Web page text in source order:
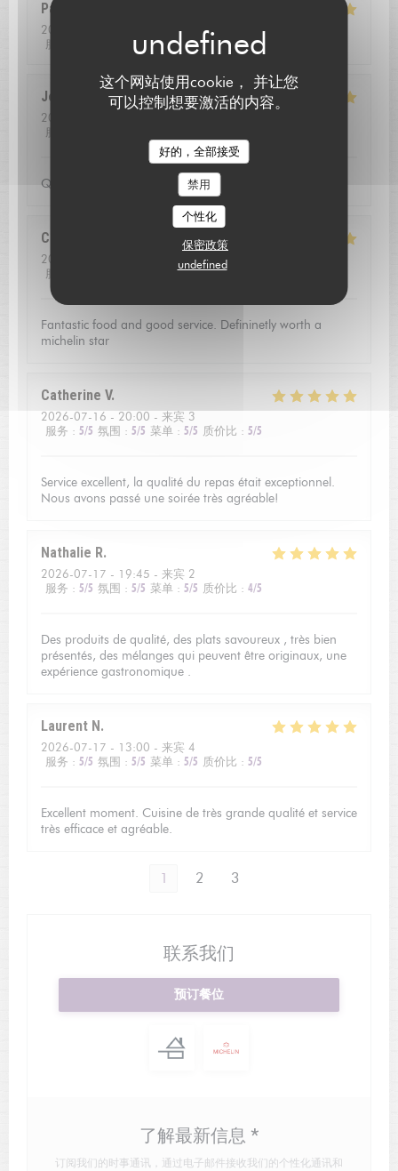
这个网站使用cookie， 并让您
可以控制想要激活的内容。
好的，全部接受
禁用
个性化
保密政策
undefined
Pascal
2026-08-01
- 13:00 - 来宾 2
服务
4 /5 菜单: 5/5 质价比: 5/5
Jean louis D
2026-07-24
服务
Qualite de l'accueil
Christoffer
2026-07-23
- 13:15 - 来宾 2
服务
: 5/5 质价比
Fantastic food and good service. Defininetly worth a
michelin star
Catherine V
2026-07-16 - 20:00 - 来宾 3
服务 : 5/5 氛围 : 5/5 菜单 : 5/5 质价比 : 5/5
Service excellent, la qualité du repas était exceptionnel.
Nous avons passé une soirée très agréable!
Nathalie R
2026-07-17 - 19:45 - 来宾 2
服务 : 5/5 氛围 : 5/5 菜单 : 5/5 质价比 : 4/5
Des produits de qualité, des plats savoureux , très bien
présentés, des mélanges qui peuvent être originaux, une
expérience gastronomique .
Laurent N
2026-07-17 - 13:00 - 来宾 4
服务 : 5/5 氛围 : 5/5 菜单 : 5/5 质价比 : 5/5
Excellent moment. Cuisine de très grande qualité et service
très efficace et agréable.
1 2 3
联系我们
预订餐位
了解最新信息 *
订阅我们的时事通讯，通过电子邮件接收我们的个性化通讯和
L'AUBERGE SAINT JEAN